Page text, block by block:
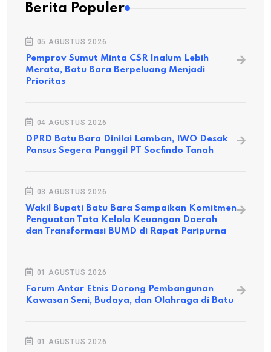
Berita Populer
05 AGUSTUS 2026
Pemprov Sumut Minta CSR Inalum Lebih
Merata, Batu Bara Berpeluang Menjadi
Prioritas
04 AGUSTUS 2026
DPRD Batu Bara Dinilai Lamban, IWO Desak
Pansus Segera Panggil PT Socfindo Tanah
03 AGUSTUS 2026
Wakil Bupati Batu Bara Sampaikan Komitmen
Penguatan Tata Kelola Keuangan Daerah
dan Transformasi BUMD di Rapat Paripurna
01 AGUSTUS 2026
Forum Antar Etnis Dorong Pembangunan
Kawasan Seni, Budaya, dan Olahraga di Batu
01 AGUSTUS 2026